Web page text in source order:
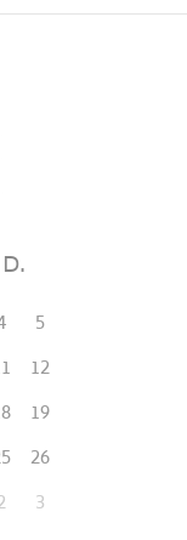
D
5
12
19
26
3